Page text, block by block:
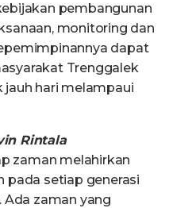
pembangunan
monitoring dan
dapat
Trenggalek
jauh hari melampaui
Rintala
zaman melahirkan
pada setiap generasi
Ada zaman yang